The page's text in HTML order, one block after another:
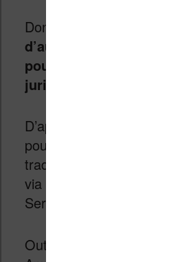
Donc,
d’auteurs et de
pourraient s’exposer
juridique si cela vient
D’après ce que j’ai
pourrait utiliser son
traduction IA
via leur service AWS
Services).
Outre ces points